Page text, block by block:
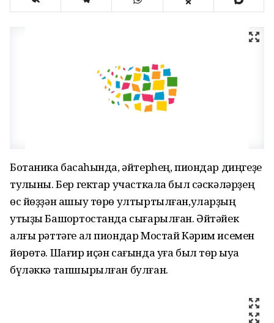
Ботаника баҡсаһында, әйтерһең, пиондар диңгеҙе
тулҡыны. Бер гектар участкала был сәскәләрҙең
өс йөҙҙән ашыу төрө ултыртылған,уларҙың
утыҙы Башҡортостанда сығарылған. Әйтәйек
алғы рәттәге ал пиондар Мостай Кәрим исемен
йөрөтә. Шағир иҫән сағында уға был төр ҡыуаҡ
бүләккә тапшырылған булған.